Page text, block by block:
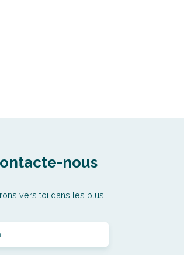
nous
vers toi dans les plus